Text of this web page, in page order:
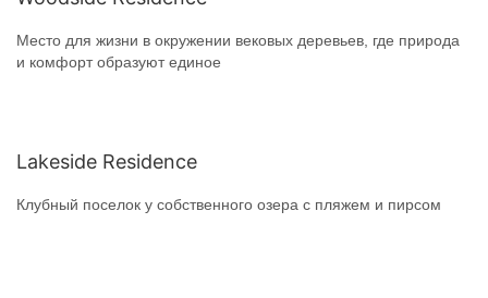
Место для жизни в окружении вековых деревьев, где природа
и комфорт образуют единое
Lakeside Residence
Клубный поселок у собственного озера с пляжем и пирсом